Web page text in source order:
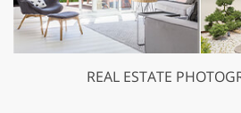
REAL ESTATE